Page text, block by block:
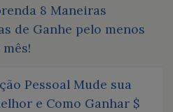
8 Maneiras
de Ganhe pelo menos
Pessoal Mude sua
e Como Ganhar $